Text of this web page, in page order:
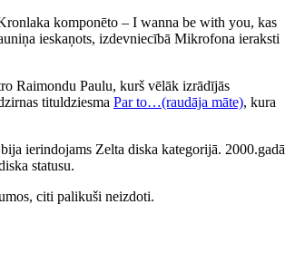
komponēto – I wanna be with you, kas
ieskaņots, izdevniecībā Mikrofona ieraksti
Raimondu Paulu, kurš vēlāk izrādījās
tituldziesma Par to…(raudāja māte), kura
ierindojams Zelta diska kategorijā. 2000.gadā
statusu.
citi palikuši neizdoti.